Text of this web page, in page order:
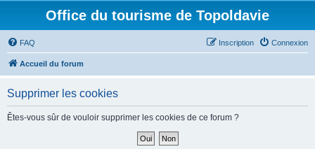
Office du tourisme de Topoldavie
FAQ Connexion
Inscription
Accueil du forum
Supprimer les cookies
Êtes-vous sûr de vouloir supprimer les cookies de ce forum ?